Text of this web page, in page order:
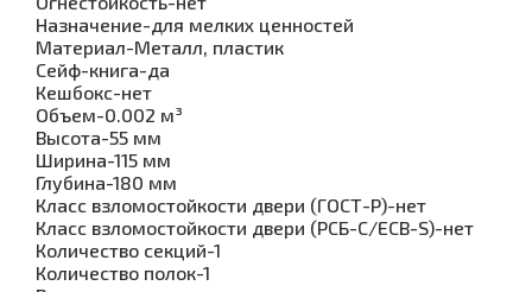
Назначение-для мелких ценностей
Материал-Металл, пластик
Сейф-книга-да
Кешбокс-нет
Объем-0.002 м³
Высота-55 мм
Ширина-115 мм
Глубина-180 мм
Класс взломостойкости двери (ГОСТ-Р)-нет
Класс взломостойкости двери (РСБ-С/ECB-S)-нет
Количество секций-1
Количество полок-1